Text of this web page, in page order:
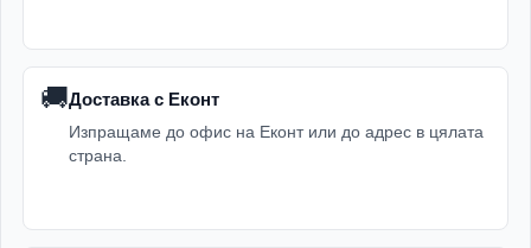
🚚Доставка с Еконт
Изпращаме до офис на Еконт или до адрес в цялата
страна.